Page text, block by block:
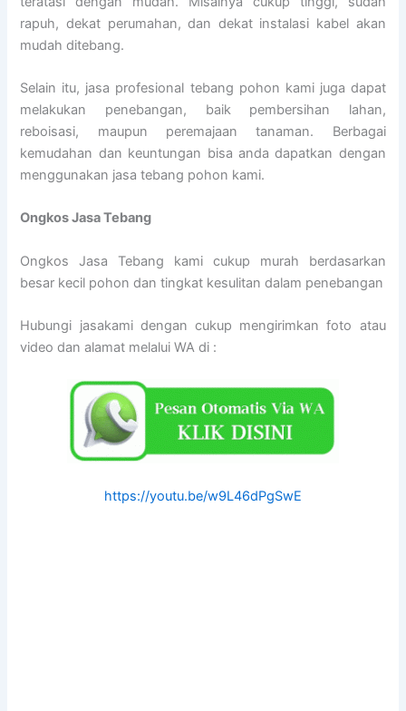
rapuh, dekat perumahan, dan dekat instalasi kabel akan
mudah ditebang.
Selain itu, jasa profesional tebang pohon kami juga dapat
melakukan penebangan, baik pembersihan lahan,
reboisasi, maupun peremajaan tanaman. Berbagai
kemudahan dan keuntungan bisa anda dapatkan dengan
menggunakan jasa tebang pohon kami.
Ongkos Jasa Tebang
Ongkos Jasa Tebang kami cukup murah berdasarkan
besar kecil pohon dan tingkat kesulitan dalam penebangan
Hubungi jasakami dengan cukup mengirimkan foto atau
video dan alamat melalui WA di :
https://youtu.be/w9L46dPgSwE